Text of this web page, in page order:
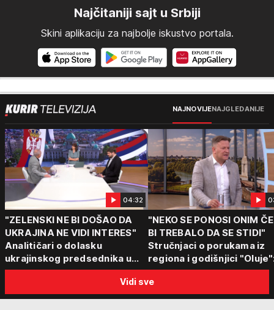
Najčitaniji sajt u Srbiji
Skini aplikaciju za najbolje iskustvo portala.
NAJNOVIJENAJGLEDANIJE
04:32
"ZELENSKI NE BI DOŠAO DA
UKRAJINA NE VIDI INTERES"
Analitičari o dolasku
ukrajinskog predsednika u
Beograd: "Srbija može da
"NEKO SE PONOSI ONIM
BI TREBALO DA SE STIDI"
Stručnjaci o porukama iz
regiona i godišnjici
"Ponos na stradanje je
anticivilizacijska poruka"
Vidi sve